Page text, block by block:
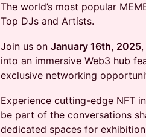
The world’s most popular
Top DJs and Artists.
Join us on January 16th, 2025
into an immersive Web3 hub
exclusive networking
Experience cutting-edge NFT
be part of the conversations
dedicated spaces for